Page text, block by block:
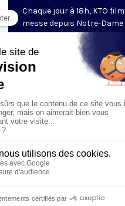
Chaque jour à 18h, KTO
messe depuis Notre-
Les textes des Vêpres et
presque toujours ceux
Visiter la page de